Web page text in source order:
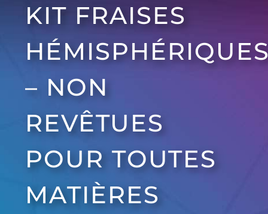
KIT FRAISES
– NON
REVÊTUES
POUR TOUTES
MATIÈRES